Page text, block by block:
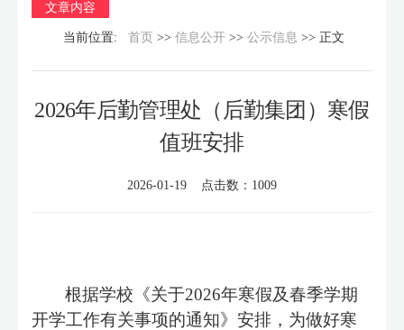
文章内容
当前位置: 首页 >> 信息公开 >> 公示信息 >> 正文
2026年后勤管理处（后勤集团）寒假
值班安排
2026-01-19 点击数： 1009
根据学校《关于2026年寒假及春季学期
开学工作有关事项的通知》安排，为做好寒